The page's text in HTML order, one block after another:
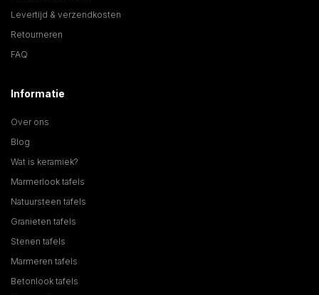
Levertijd & verzendkosten
Retourneren
FAQ
Informatie
Over ons
Blog
Wat is keramiek?
Marmerlook tafels
Natuursteen tafels
Granieten tafels
Stenen tafels
Marmeren tafels
Betonlook tafels